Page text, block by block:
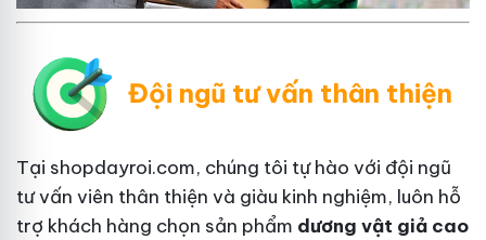
Đội ngũ tư vấn thân thiện
Tại shopdayroi.com, chúng tôi tự hào với đội ngũ
tư vấn viên thân thiện và giàu kinh nghiệm, luôn hỗ
trợ khách hàng chọn sản phẩm dương vật giả cao